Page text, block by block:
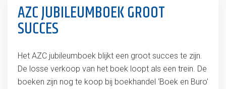
AZC JUBILEUMBOEK GROOT
SUCCES
Het AZC jubileumboek blijkt een groot succes te zijn.
De losse verkoop van het boek loopt als een trein. De
boeken zijn nog te koop bij boekhandel ‘Boek en Buro’